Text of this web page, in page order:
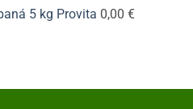
5 kg Provita 0,00 €